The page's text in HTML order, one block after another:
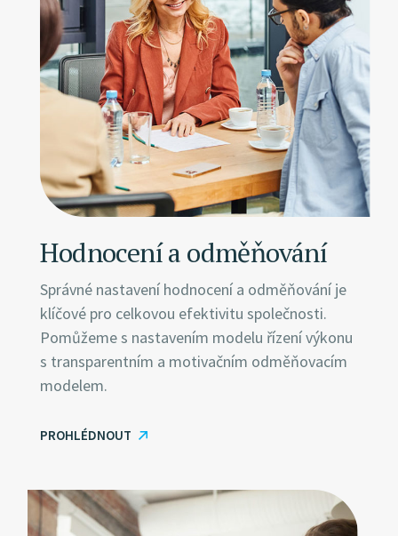
Hodnocení a odměňování
Správné nastavení hodnocení a odměňování je
klíčové pro celkovou efektivitu společnosti.
Pomůžeme s nastavením modelu řízení výkonu
s transparentním a motivačním odměňovacím
modelem.
PROHLÉDNOUT